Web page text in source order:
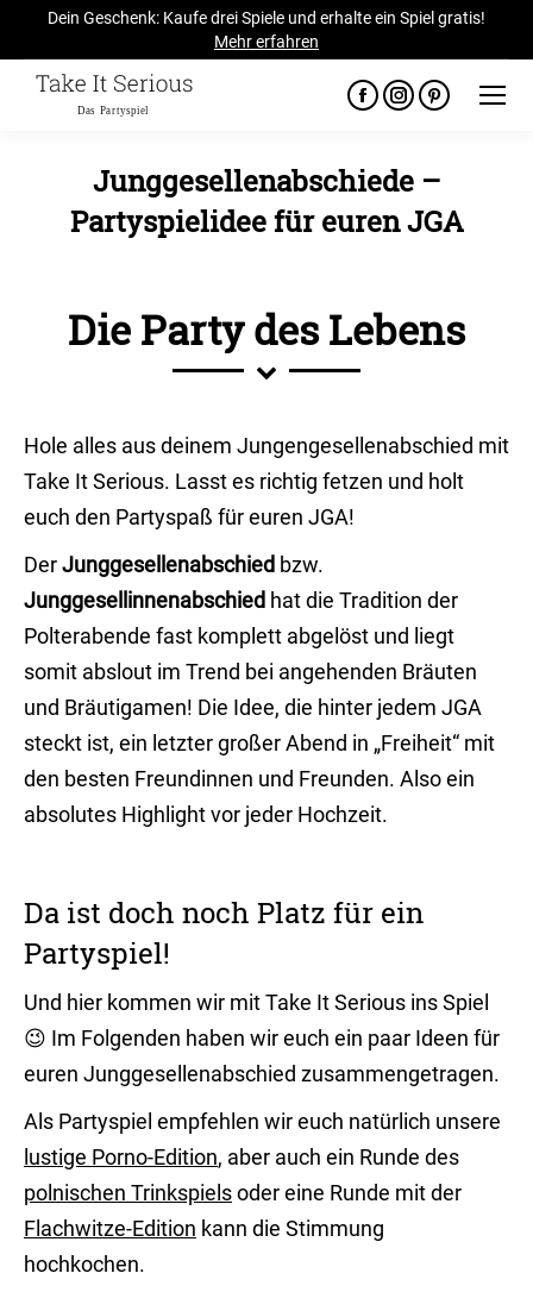
Dein Geschenk: Kaufe drei Spiele und erhalte ein Spiel gratis!
Mehr erfahren
Facebook
opens
new
Instagram
opens
new
Pinterest
new
Junggesellenabschiede –
Partyspielidee für euren JGA
Die Party des Lebens
Hole alles aus deinem Jungengesellenabschied mit
Take It Serious. Lasst es richtig fetzen und holt
euch den Partyspaß für euren JGA!
DerJunggesellenabschied bzw.
Junggesellinnenabschied hat die Tradition der
Polterabende fast komplett abgelöst und liegt
somit abslout im Trend bei angehenden Bräuten
und Bräutigamen! Die Idee, die hinter jedem JGA
steckt ist, ein letzter großer Abend in „Freiheit“ mit
den besten Freundinnen und Freunden. Also ein
absolutes Highlight vor jeder Hochzeit.
Da ist doch noch Platz für ein
Partyspiel!
Und hier kommen wir mit Take It Serious ins Spiel
😉 Im Folgenden haben wir euch ein paar Ideen für
euren Junggesellenabschied zusammengetragen.
Als Partyspiel empfehlen wir euch natürlich unsere
lustige Porno-Edition, aber auch ein Runde des
polnischen Trinkspielsoder eine Runde mit der
Flachwitze-Edition kann die Stimmung
hochkochen.